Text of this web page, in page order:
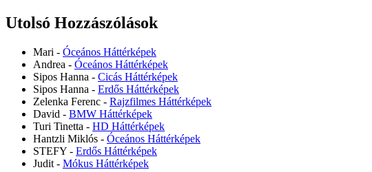
Utolsó Hozzászólások
Mari - Óceános Háttérképek
Andrea - Óceános Háttérképek
Sipos Hanna - Cicás Háttérképek
Sipos Hanna - Erdős Háttérképek
Zelenka Ferenc - Rajzfilmes Háttérképek
David - BMW Háttérképek
Turi Tinetta - HD Háttérképek
Hantzli Miklós - Óceános Háttérképek
STEFY - Erdős Háttérképek
Judit - Mókus Háttérképek